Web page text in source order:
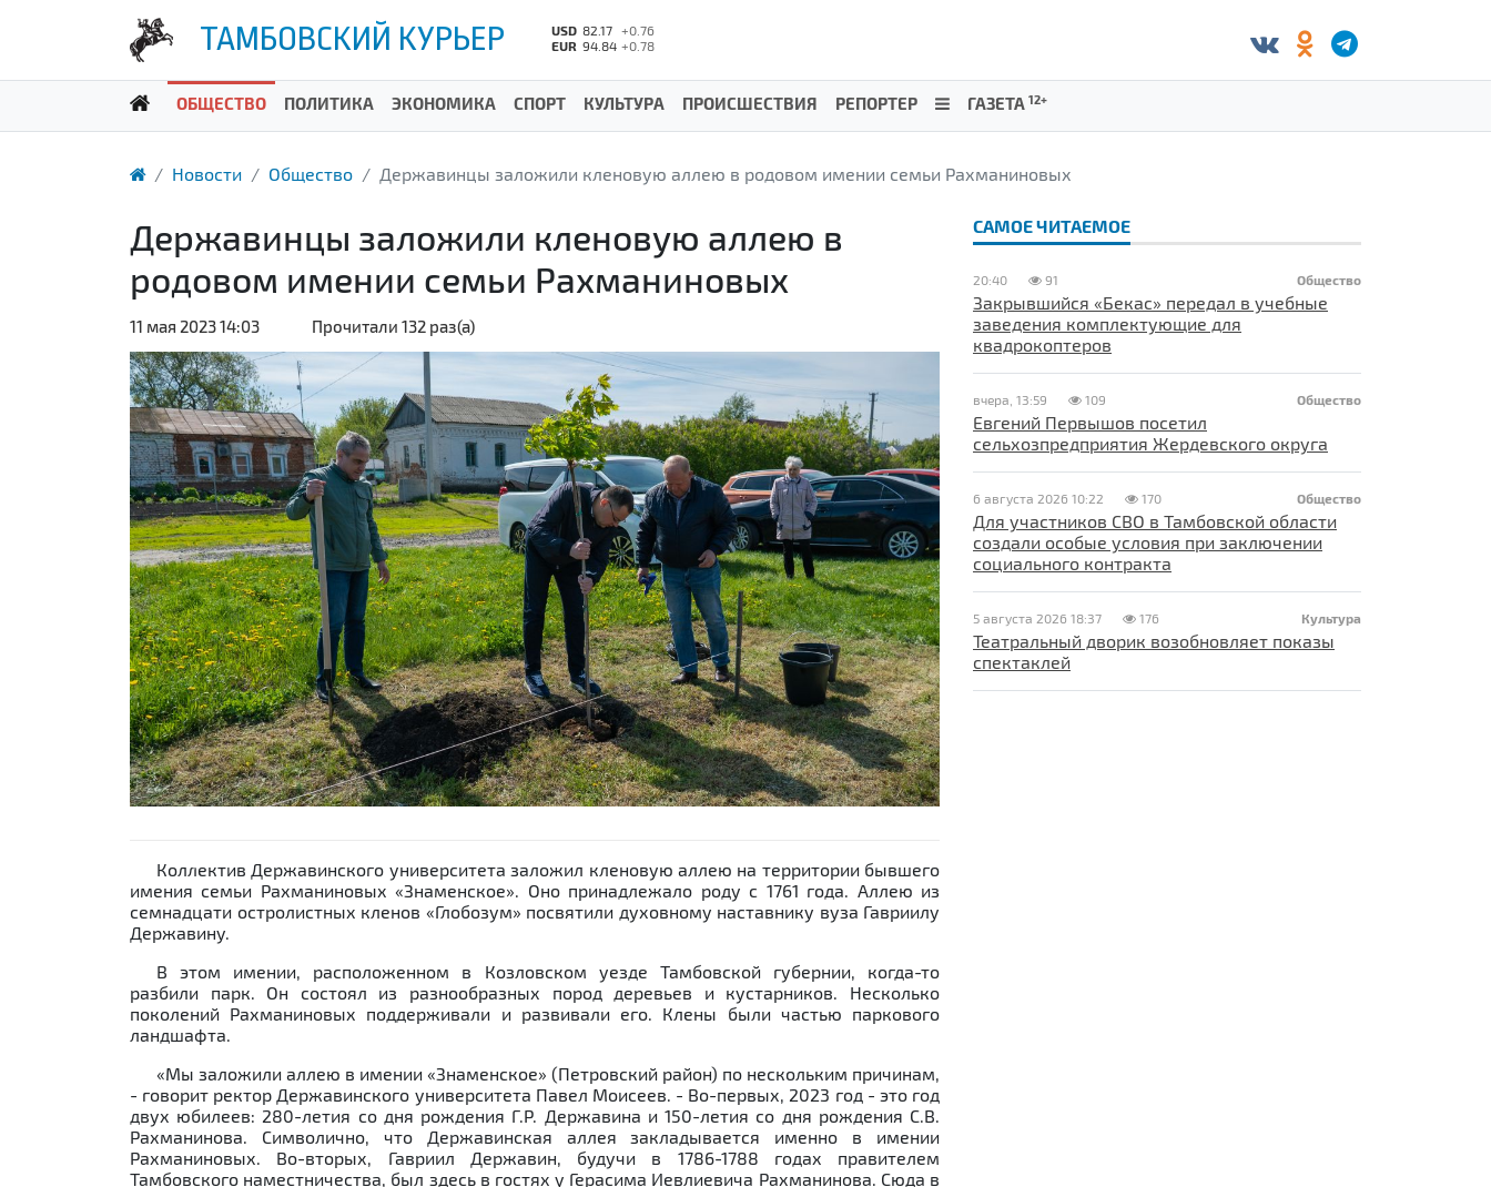
ТАМБОВСКИЙ КУРЬЕР USD 82.17 +0.76
EUR 94.84 +0.78
ОБЩЕСТВО ПОЛИТИКА ЭКОНОМИКА СПОРТ КУЛЬТУРА ПРОИСШЕСТВИЯ РЕПОРТЕР ГАЗЕТА 12+
Новости Общество Державинцы заложили кленовую аллею в родовом имении семьи Рахманиновых
Державинцы заложили кленовую аллею в
родовом имении семьи Рахманиновых
11 мая 2023 14:03 Прочитали 132 раз(а)
Previous Next
Коллектив Державинского университета заложил кленовую аллею на территории бывшего
имения семьи Рахманиновых «Знаменское». Оно принадлежало роду с 1761 года. Аллею из
семнадцати остролистных кленов «Глобозум» посвятили духовному наставнику вуза Гавриилу
Державину.
В этом имении, расположенном в Козловском уезде Тамбовской губернии, когда-то
разбили парк. Он состоял из разнообразных пород деревьев и кустарников. Несколько
поколений Рахманиновых поддерживали и развивали его. Клены были частью паркового
ландшафта.
«Мы заложили аллею в имении «Знаменское» (Петровский район) по нескольким причинам,
- говорит ректор Державинского университета Павел Моисеев. - Во-первых, 2023 год - это год
двух юбилеев: 280-летия со дня рождения Г.Р. Державина и 150-летия со дня рождения С.В.
Рахманинова. Символично, что Державинская аллея закладывается именно в имении
Рахманиновых. Во-вторых, Гавриил Державин, будучи в 1786-1788 годах правителем
Тамбовского наместничества, был здесь в гостях у Герасима Иевлиевича Рахманинова. Сюда в
САМОЕ ЧИТАЕМОЕ
Общество
20:40 91
Закрывшийся «Бекас» передал в учебные
заведения комплектующие для
квадрокоптеров
Общество
вчера, 13:59 109
Евгений Первышов посетил
сельхозпредприятия Жердевского округа
Общество
6 августа 2026 10:22 170
Для участников СВО в Тамбовской области
создали особые условия при заключении
социального контракта
Культура
5 августа 2026 18:37 176
Театральный дворик возобновляет показы
спектаклей